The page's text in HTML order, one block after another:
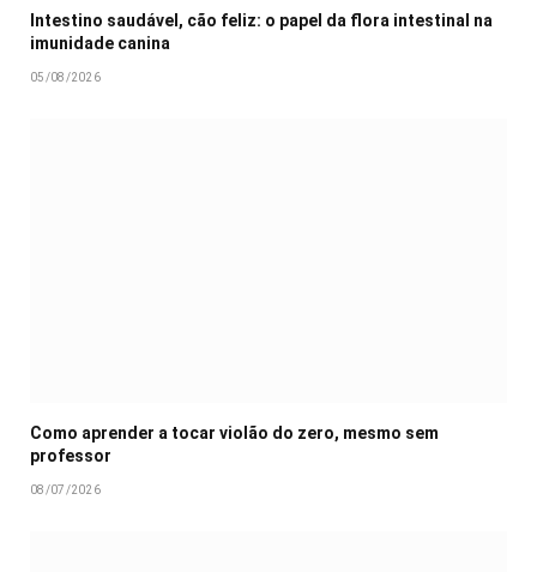
Intestino saudável, cão feliz: o papel da flora intestinal na
imunidade canina
05/08/2026
Como aprender a tocar violão do zero, mesmo sem
professor
08/07/2026